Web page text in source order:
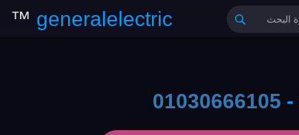
generalelectric
™
-
01030666105